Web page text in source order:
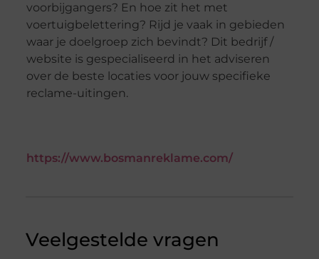
voorbijgangers? En hoe zit het met
voertuigbelettering? Rijd je vaak in gebieden
waar je doelgroep zich bevindt? Dit bedrijf /
website is gespecialiseerd in het adviseren
over de beste locaties voor jouw specifieke
reclame-uitingen.
https://www.bosmanreklame.com/
Veelgestelde vragen